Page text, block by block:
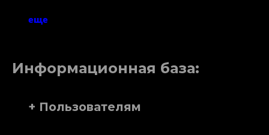
еще
Информационная база:
+ Пользователям